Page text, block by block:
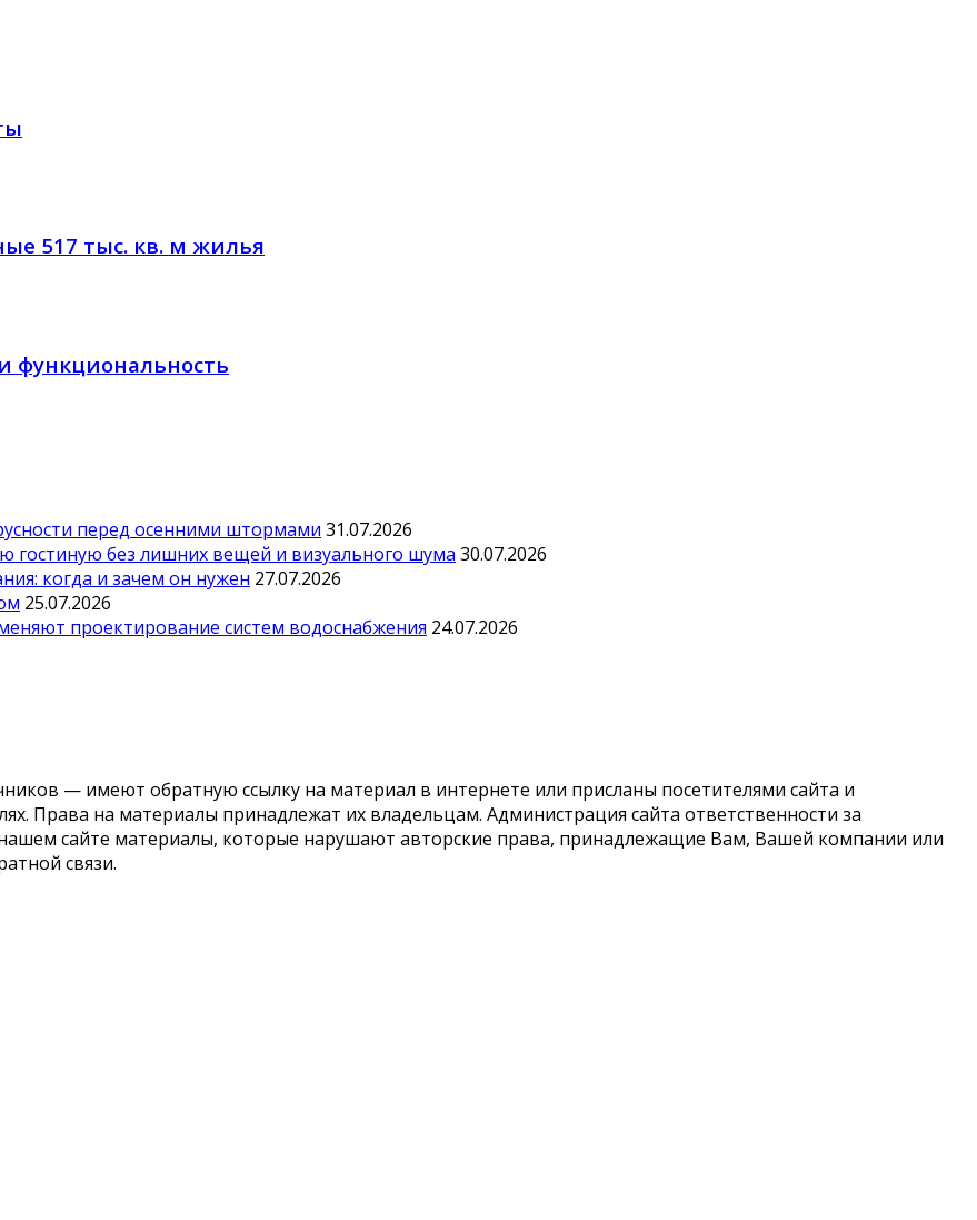
517 тыс. кв. м жилья
функциональность
перед осенними штормами 31.07.2026
гостиную без лишних вещей и визуального шума 30.07.2026
когда и зачем он нужен 27.07.2026
25.07.2026
проектирование систем водоснабжения 24.07.2026
— имеют обратную ссылку на материал в интернете или присланы посетителями сайта и
Права на материалы принадлежат их владельцам. Администрация сайта ответственности за
сайте материалы, которые нарушают авторские права, принадлежащие Вам, Вашей компании или
связи.